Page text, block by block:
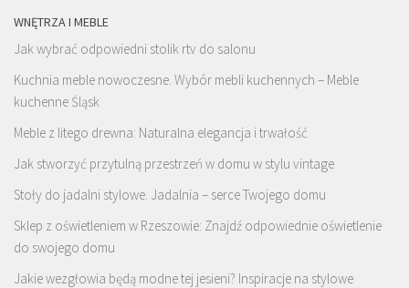
WNĘTRZA I MEBLE
Jak wybrać odpowiedni stolik rtv do salonu
Kuchnia meble nowoczesne. Wybór mebli kuchennych – Meble
kuchenne Śląsk
Meble z litego drewna: Naturalna elegancja i trwałość
Jak stworzyć przytulną przestrzeń w domu w stylu vintage
Stoły do jadalni stylowe. Jadalnia – serce Twojego domu
Sklep z oświetleniem w Rzeszowie: Znajdź odpowiednie oświetlenie
do swojego domu
Jakie wezgłowia będą modne tej jesieni? Inspiracje na stylowe